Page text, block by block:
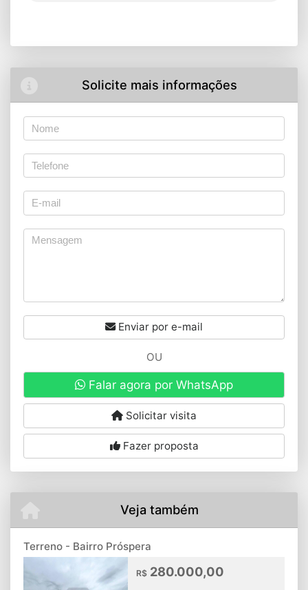
Solicite mais informações
Enviar por e-mail
OU
Falar agora por WhatsApp
Solicitar visita
Fazer proposta
Veja também
Terreno - Bairro Próspera
R$ 280.000,00